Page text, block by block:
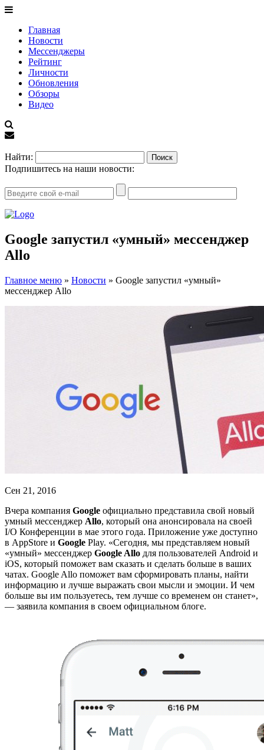
Главная
Новости
Мессенджеры
Рейтинг
Личности
Обновления
Обзоры
Видео
Найти:
Подпишитесь на наши новости:
Google запустил «умный» мессенджер
Allo
Главное меню » Новости » Google запустил «умный»
мессенджер Allo
Сен 21, 2016
Вчера компания Google официально представила свой новый
умный мессенджер Allo, который она анонсировала на своей
I/O Конференции в мае этого года. Приложение уже доступно
в AppStore и Google Play. «Сегодня, мы представляем новый
«умный» мессенджер Google Allo для пользователей Android и
iOS, который поможет вам сказать и сделать больше в ваших
чатах. Google Allo поможет вам сформировать планы, найти
информацию и лучше выражать свои мысли и эмоции. И чем
больше вы им пользуетесь, тем лучше со временем он станет»,
— заявила компания в своем официальном блоге.